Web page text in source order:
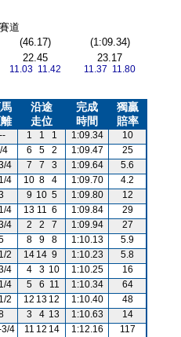
道
(46.17)
(1:09.34)
22.45
11.03 11.42
23.17
11.37 11.80
沿途
走位
完成
時間
獨贏
賠率
1 1 1 1:09.34
10
4 6 5 2 1:09.47
25
4 7 7 3 1:09.64
5.6
4 10 8 4 1:09.70
4.2
9 10 5 1:09.80
12
4 13 11 6 1:09.84
29
4 2 2 7 1:09.94
27
8 9 8 1:10.13
5.9
2 14 14 9 1:10.23
5.8
4 4 3 10 1:10.25
16
4 5 6 11 1:10.34
64
2 12 13 12 1:10.40
48
3 4 13 1:10.63
14
4 11 12 14 1:12.16 117